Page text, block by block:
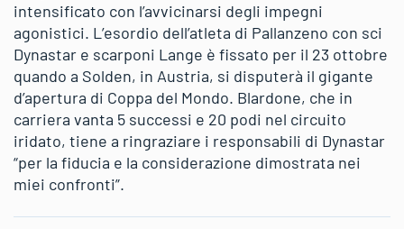
intensificato con l’avvicinarsi degli impegni
agonistici. L’esordio dell’atleta di Pallanzeno con sci
Dynastar e scarponi Lange è fissato per il 23 ottobre
quando a Solden, in Austria, si disputerà il gigante
d’apertura di Coppa del Mondo. Blardone, che in
carriera vanta 5 successi e 20 podi nel circuito
iridato, tiene a ringraziare i responsabili di Dynastar
“per la fiducia e la considerazione dimostrata nei
miei confronti”.